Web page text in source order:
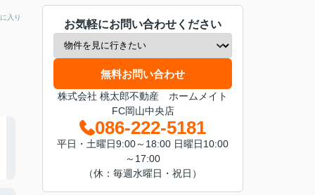
入り
お気軽にお問い合わせください
無料お問い合わせ
株式会社 桃太郎不動産 ホームメイト
FC岡山中央店
086-222-5181
平日・土曜日9:00～18:00 日曜日10:00
～17:00
（休：毎週水曜日・祝日）